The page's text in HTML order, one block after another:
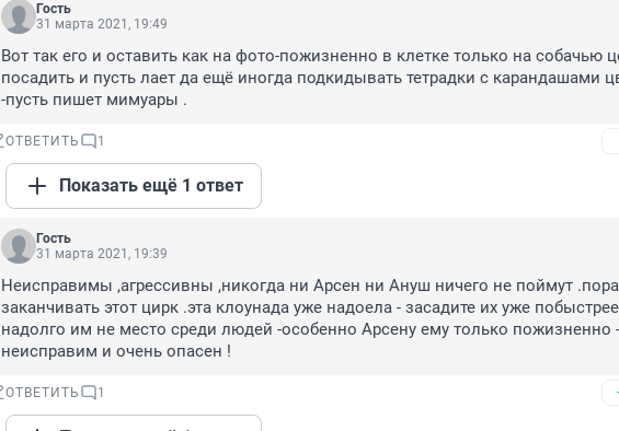
Гость
31 марта 2021, 19:49
Вот так его и оставить как на фото-пожизненно в клетке только на собачью
посадить и пусть лает да ещё иногда подкидывать тетрадки с карандашами
-пусть пишет мимуары .
ОТВЕТИТЬ 1
Показать ещё 1 ответ
Гость
31 марта 2021, 19:39
Неисправимы ,агрессивны ,никогда ни Арсен ни Ануш ничего не поймут
заканчивать этот цирк .эта клоунада уже надоела - засадите их уже
надолго им не место среди людей -особенно Арсену ему только пожизненно
неисправим и очень опасен !
ОТВЕТИТЬ 1